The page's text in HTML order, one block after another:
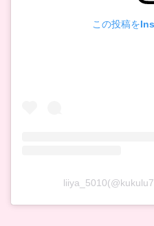
この投稿を